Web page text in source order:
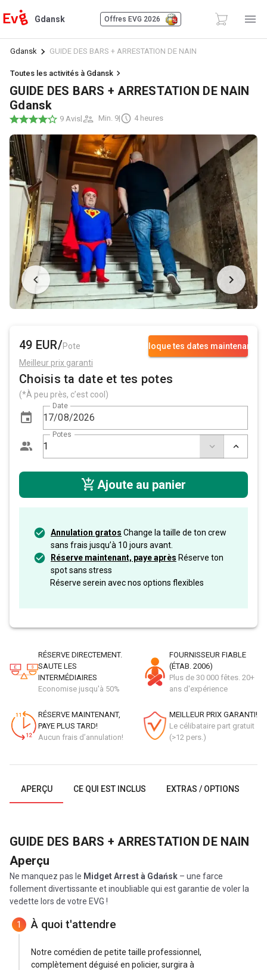
Gdansk Offres EVG 2026
Gdansk GUIDE DES BARS + ARRESTATION DE NAIN
Toutes les activités à Gdansk
GUIDE DES BARS + ARRESTATION DE NAIN
Gdansk
9 Avis| Min. 9| 4 heures
Bloque tes dates maintenant
49 EUR/Pote
Meilleur prix garanti
Choisis ta date et tes potes
(*À peu près, c’est cool)
Date
Potes
Ajoute au panier
Annulation gratos Change la taille de ton crew
sans frais jusqu’à 10 jours avant.
Réserve maintenant, paye après Réserve ton
spot sans stress
Réserve serein avec nos options flexibles
RÉSERVE DIRECTEMENT.
SAUTE LES
INTERMÉDIAIRES
Economise jusqu'à 50%
FOURNISSEUR FIABLE
(ÉTAB. 2006)
Plus de 30 000 fêtes. 20+
ans d'expérience
RÉSERVE MAINTENANT,
PAYE PLUS TARD!
Aucun frais d’annulation!
MEILLEUR PRIX GARANTI!
Le célibataire part gratuit
(>12 pers.)
APERÇU CE QUI EST INCLUS EXTRAS / OPTIONS
GUIDE DES BARS + ARRESTATION DE NAIN
Aperçu
Ne manquez pas le Midget Arrest à Gdańsk – une farce
follement divertissante et inoubliable qui est garantie de voler la
vedette lors de votre EVG !
1 À quoi t'attendre
Notre comédien de petite taille professionnel,
complètement déguisé en policier, surgira à